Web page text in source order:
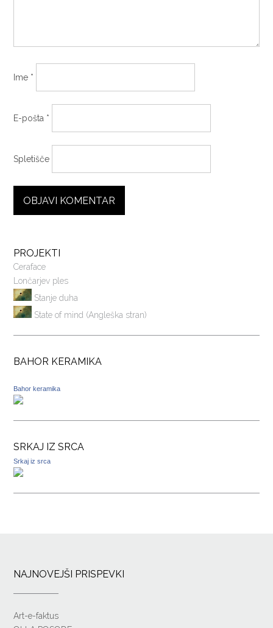
Ime *
E-pošta *
Spletišče
PROJEKTI
Ceraface
Lončarjev ples
Stanje duha
State of mind (Angleška stran)
BAHOR KERAMIKA
Bahor keramika
SRKAJ IZ SRCA
Srkaj iz srca
NAJNOVEJŠI PRISPEVKI
Art-e-faktus